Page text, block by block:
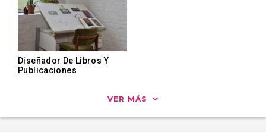
Diseñador De Libros Y
Publicaciones
VER MÁS